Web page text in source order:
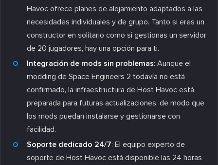
Havoc ofrece planes de alojamiento adaptados a las
necesidades individuales y de grupo. Tanto si eres un
constructor en solitario como si gestionas un servidor
de 20 jugadores, hay una opción para ti.
Integración de mods sin problemas: Aunque el
modding de Space Engineers 2 todavía no está
confirmado, la infraestructura de Host Havoc está
preparada para futuras actualizaciones, de modo que
los mods puedan instalarse y gestionarse con
facilidad.
Soporte dedicado 24/7: El equipo experto de
soporte de Host Havoc está disponible las 24 horas